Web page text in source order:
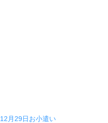
12月29日お小遣い